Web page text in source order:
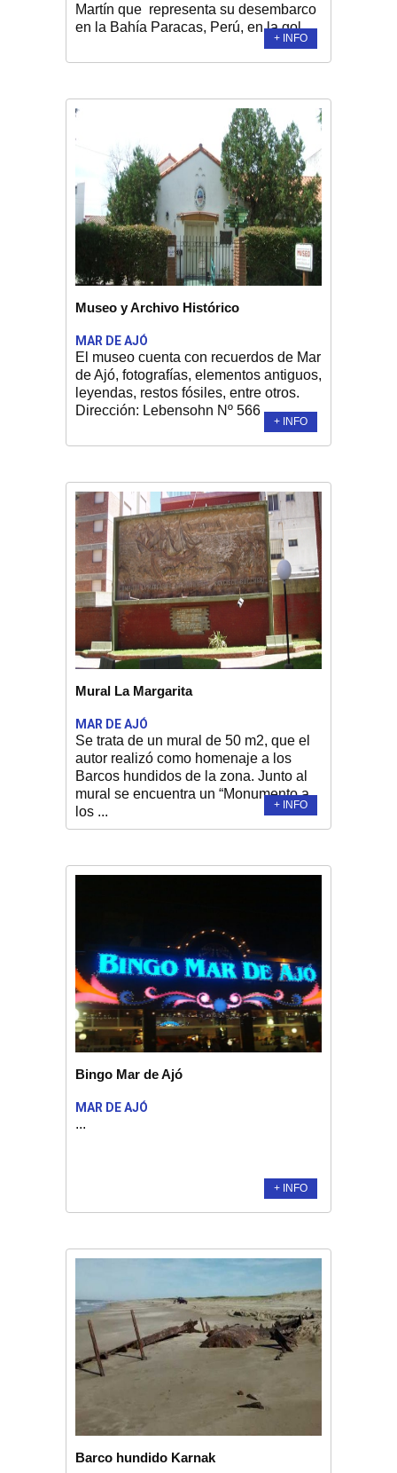
Martín que representa su desembarco
en la Bahía Paracas, Perú, en la gol...
+ INFO
Museo y Archivo Histórico
MAR DE AJÓ
El museo cuenta con recuerdos de Mar
de Ajó, fotografías, elementos antiguos,
leyendas, restos fósiles, entre otros.
Dirección: Lebensohn Nº 566 ...
+ INFO
Mural La Margarita
MAR DE AJÓ
Se trata de un mural de 50 m2, que el
autor realizó como homenaje a los
Barcos hundidos de la zona. Junto al
mural se encuentra un “Monumento a
los ...
+ INFO
Bingo Mar de Ajó
MAR DE AJÓ
...
+ INFO
Barco hundido Karnak